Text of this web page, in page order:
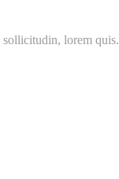
sollicitudin, lorem quis.